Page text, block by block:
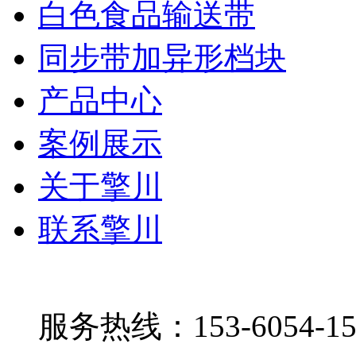
白色食品输送带
同步带加异形档块
产品中心
案例展示
关于擎川
联系擎川
服务热线：153-6054-